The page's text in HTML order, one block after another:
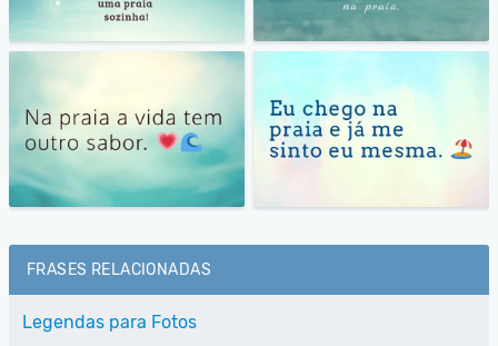
FRASES RELACIONADAS
Legendas para Fotos